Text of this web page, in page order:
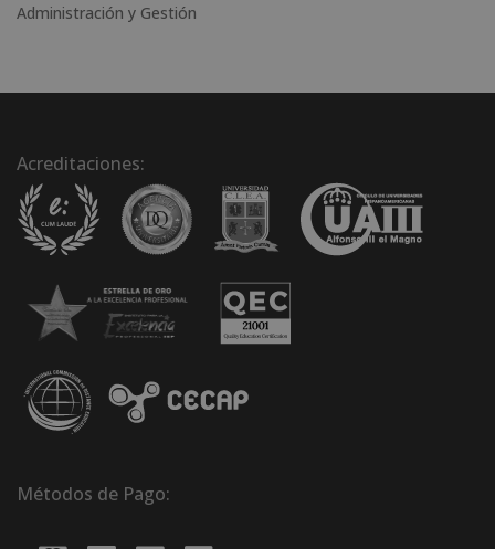
Administración y Gestión
Acreditaciones:
Métodos de Pago: